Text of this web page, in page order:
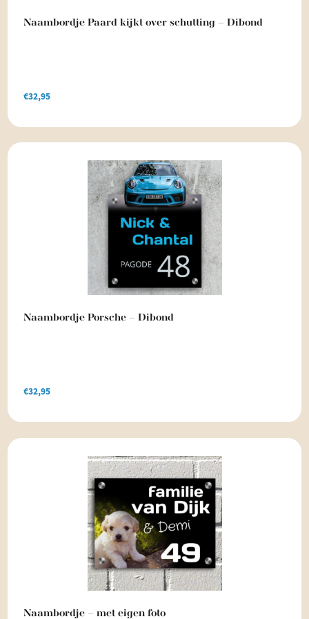
Naambordje Paard kijkt over schutting – Dibond
€32,95
Naambordje Porsche – Dibond
€32,95
Naambordje – met eigen foto